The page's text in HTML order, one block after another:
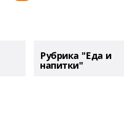
Рубрика "Еда и
напитки"